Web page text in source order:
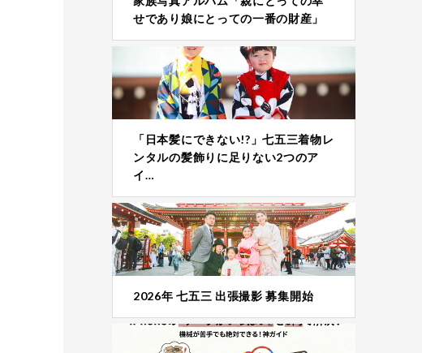
せであり娘にとっての一番の財産」
「日本髪にできない!?」七五三着物レ
ンタルの髪飾りに足りない2つのア
イ…
2026年 七五三 出張撮影 募集開始